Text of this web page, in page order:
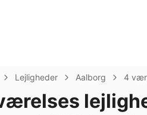
Lejligheder Aalborg 4